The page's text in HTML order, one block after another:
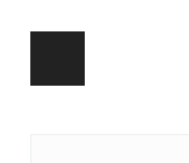
Post